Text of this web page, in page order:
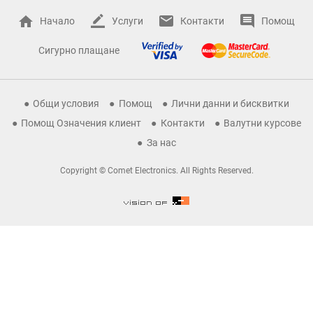
Начало Услуги Контакти Помощ
Сигурно плащане
Общи условия Помощ
Лични данни и бисквитки
Помощ Означения клиент
Контакти
Валутни курсове
За нас
Copyright © Comet Electronics. All Rights Reserved.